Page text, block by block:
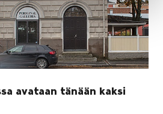
avataan tänään kaksi